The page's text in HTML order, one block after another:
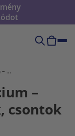
3x D3-vitamin + kalcium – gumicukor az izmok, csontok és fogak számára
–
csontok